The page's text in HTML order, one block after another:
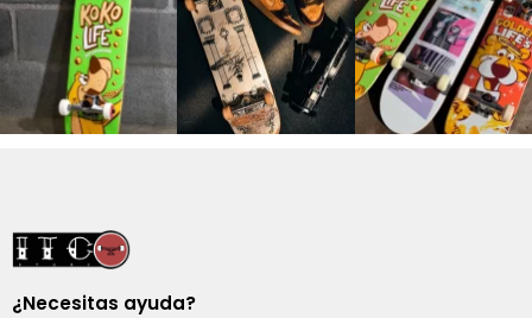
¿Necesitas ayuda?